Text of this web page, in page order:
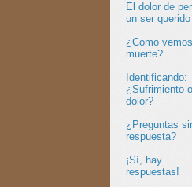
El dolor de
un ser querido
¿Como
muerte?
Identificando:
¿Sufrimiento o
dolor?
¿Preguntas
respuesta?
¡Sí, hay
respuestas!